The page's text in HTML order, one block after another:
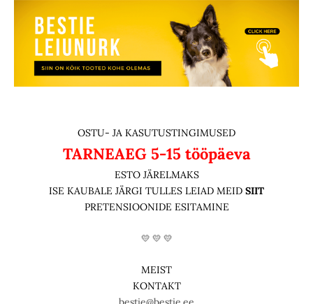
OSTU- JA KASUTUSTINGIMUSED
TARNEAEG 5-15 tööpäeva
ESTO JÄRELMAKS
ISE KAUBALE JÄRGI TULLES LEIAD MEID SIIT
PRETENSIOONIDE ESITAMINE
💛 💛 💛
MEIST
KONTAKT